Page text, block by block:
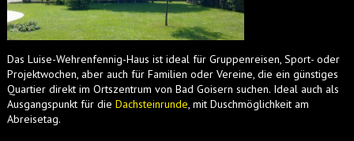
Das Luise-Wehrenfennig-Haus ist ideal für Gruppenreisen, Sport- oder
Projektwochen, aber auch für Familien oder Vereine, die ein günstiges
Quartier direkt im Ortszentrum von Bad Goisern suchen. Ideal auch als
Ausgangspunkt für die Dachsteinrunde, mit Duschmöglichkeit am
Abreisetag.